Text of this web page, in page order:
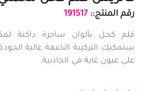
رقم المنتج:: 191517
قلم كحل بألوان ساحرة داكنة
ستمكنك التركيبة الناعمة عالية
على عيون غاية في الجاذبية.